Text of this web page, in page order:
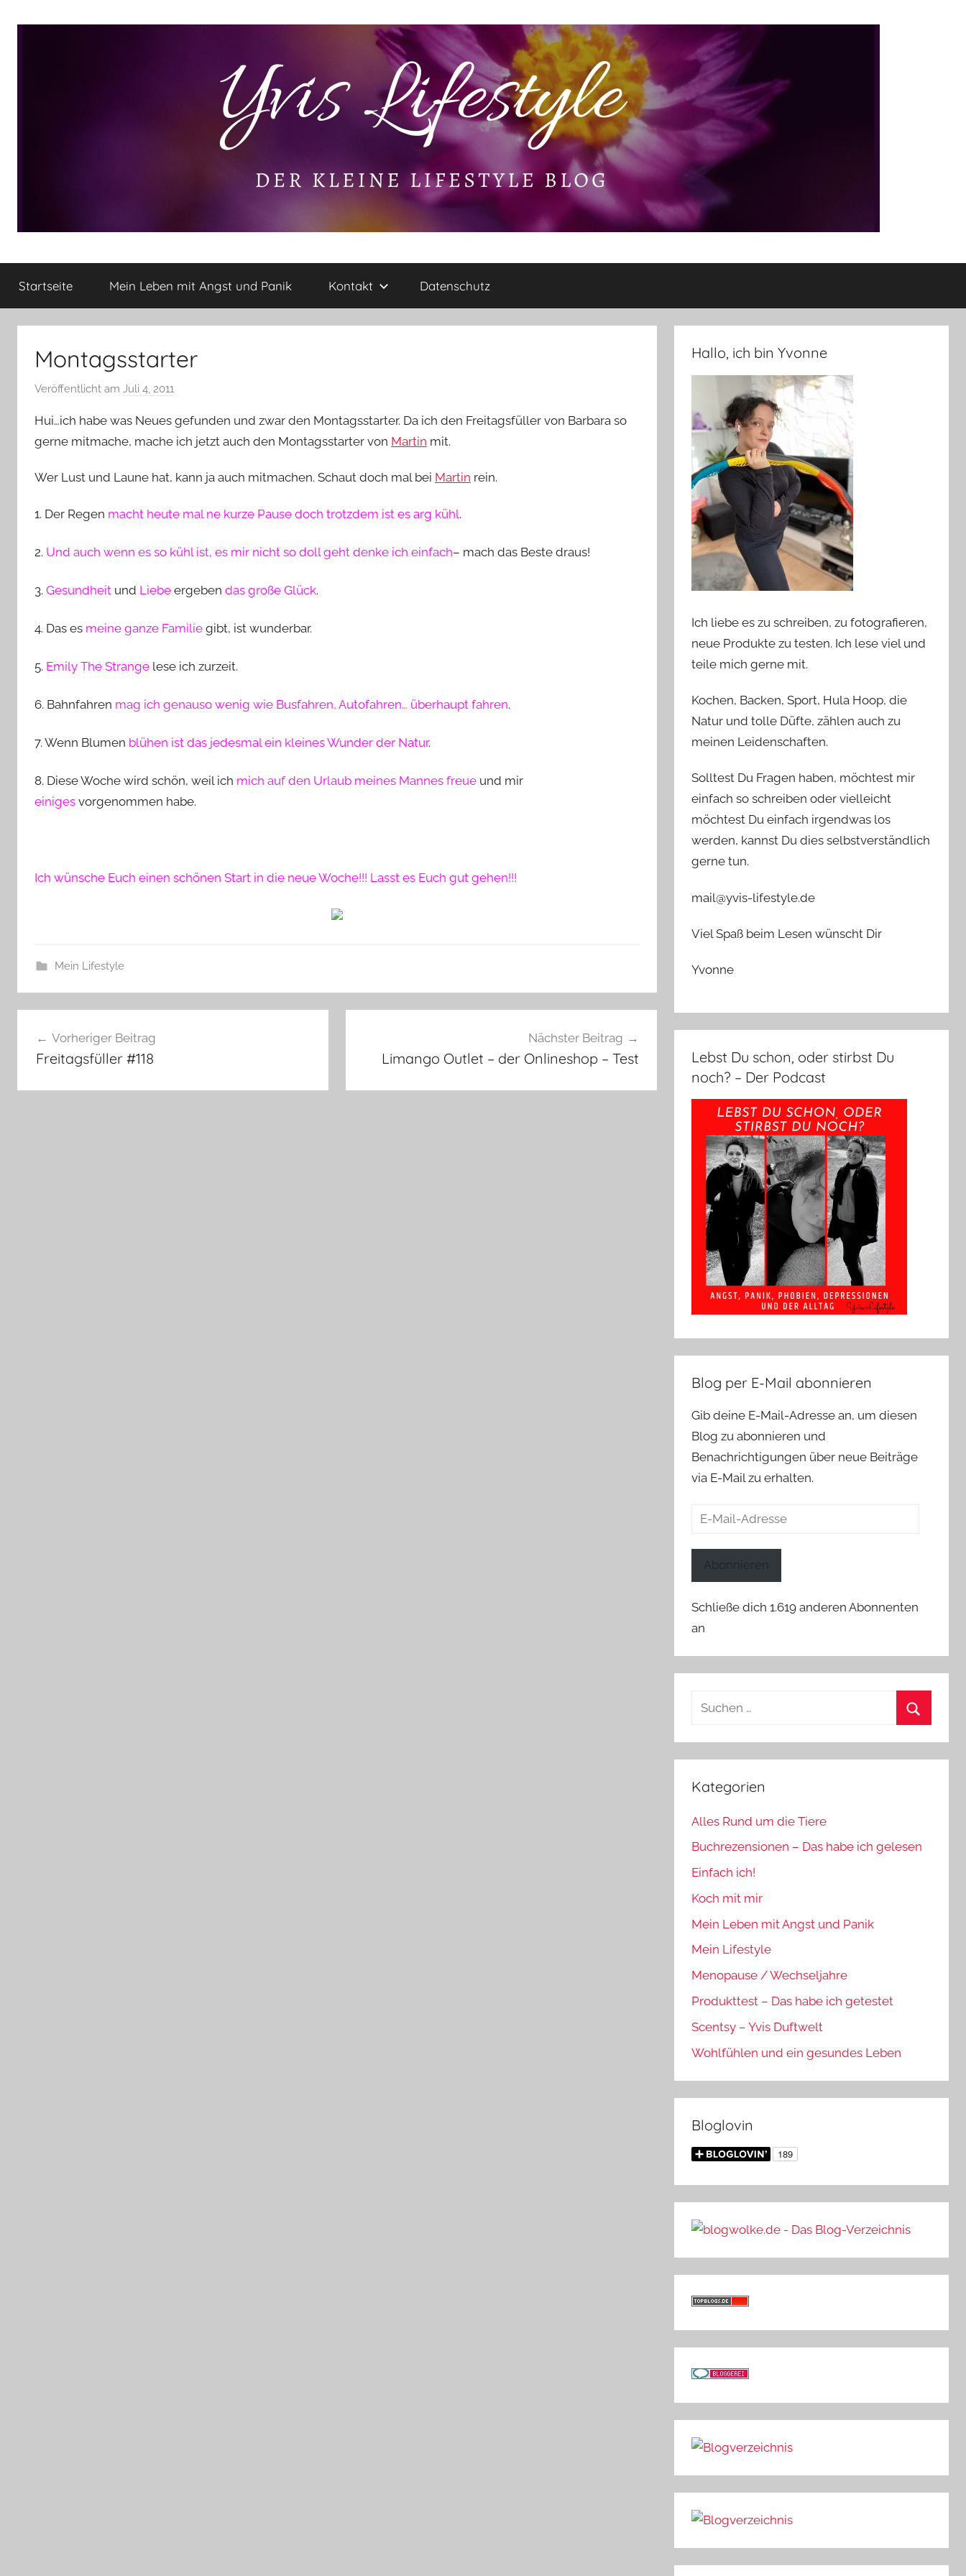
Yvis
Lifestyle
kleine
Lifestyle
Rezensionen,
vieles
Startseite Mein Leben mit Angst und Panik Kontakt Datenschutz
Montagsstarter
Veröffentlicht am Juli 4, 2011
n
Y
o
n
Hui…ich habe was Neues gefunden und zwar den Montagsstarter. Da ich den Freitagsfüller von Barbara so
gerne mitmache, mache ich jetzt auch den Montagsstarter von Martin mit.
Wer Lust und Laune hat, kann ja auch mitmachen. Schaut doch mal bei Martin rein.
1. Der Regen macht heute mal ne kurze Pause doch trotzdem ist es arg kühl.
2. Und auch wenn es so kühl ist, es mir nicht so doll geht denke ich einfach– mach das Beste draus!
3. Gesundheit und Liebe ergeben das große Glück.
4. Das es meine ganze Familie gibt, ist wunderbar.
5. Emily The Strange lese ich zurzeit.
6. Bahnfahren mag ich genauso wenig wie Busfahren, Autofahren… überhaupt fahren.
7. Wenn Blumen blühen ist das jedesmal ein kleines Wunder der Natur.
8. Diese Woche wird schön, weil ich mich auf den Urlaub meines Mannes freue und mir
einiges vorgenommen habe.
Ich wünsche Euch einen schönen Start in die neue Woche!!! Lasst es Euch gut gehen!!!
Mein Lifestyle
Vorheriger Beitrag
Freitagsfüller #118
Nächster Beitrag
Limango Outlet – der Onlineshop – Test
Hallo, ich bin Yvonne
Ich liebe es zu schreiben, zu fotografieren,
neue Produkte zu testen. Ich lese viel und
teile mich gerne mit.
Kochen, Backen, Sport, Hula Hoop, die
Natur und tolle Düfte, zählen auch zu
meinen Leidenschaften.
Solltest Du Fragen haben, möchtest mir
einfach so schreiben oder vielleicht
möchtest Du einfach irgendwas los
werden, kannst Du dies selbstverständlich
gerne tun.
mail@yvis-lifestyle.de
Viel Spaß beim Lesen wünscht Dir
Yvonne
Lebst Du schon, oder stirbst Du
noch? – Der Podcast
Blog per E-Mail abonnieren
Gib deine E-Mail-Adresse an, um diesen
Blog zu abonnieren und
Benachrichtigungen über neue Beiträge
via E-Mail zu erhalten.
E-
Abonnieren
Schließe dich 1.619 anderen Abonnenten
an
Suchen
Kategorien
Alles Rund um die Tiere
Buchrezensionen – Das habe ich gelesen
Einfach ich!
Koch mit mir
Mein Leben mit Angst und Panik
Mein Lifestyle
Menopause / Wechseljahre
Produkttest – Das habe ich getestet
Scentsy – Yvis Duftwelt
Wohlfühlen und ein gesundes Leben
Bloglovin